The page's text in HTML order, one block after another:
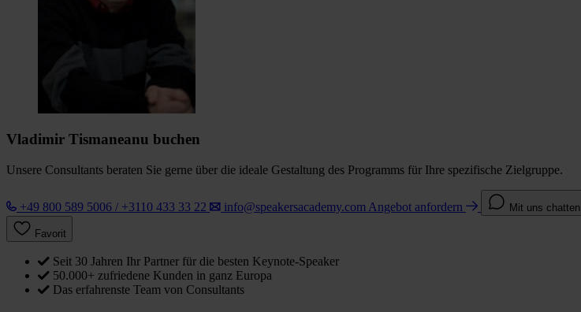
Vladimir Tismaneanu buchen
Unsere Consultants beraten Sie gerne über die ideale Gestaltung des Programms für Ihre spezifische Zielgruppe.
+49 800 589 5006 / +3110 433 33 22 info@speakersacademy.com Angebot anfordern Mit uns chatten
Favorit
Seit 30 Jahren Ihr Partner für die besten Keynote-Speaker
50.000+ zufriedene Kunden in ganz Europa
Das erfahrenste Team von Consultants